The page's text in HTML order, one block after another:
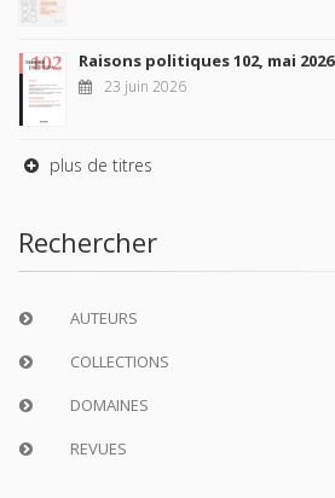
Raisons politiques 102, mai 2026
23 juin 2026
plus de titres
Rechercher
AUTEURS
COLLECTIONS
DOMAINES
REVUES